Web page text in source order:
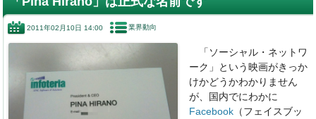
e
b
o
e
dI
n
n
a
2011年02月10日 14:00 業界動向
「ソーシャル・ネットワ
ーク」という映画がきっか
けかどうかわかりません
が、国内でにわかに
Facebook （フェイスブッ